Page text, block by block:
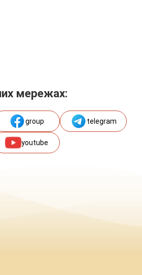
мережах:
group telegram
youtube